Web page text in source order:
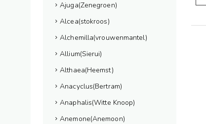
Ajuga(Zenegroen)
Alcea(stokroos)
Alchemilla(vrouwenmantel)
Allium(Sierui)
Althaea(Heemst)
Anacyclus(Bertram)
Anaphalis(Witte Knoop)
Anemone(Anemoon)